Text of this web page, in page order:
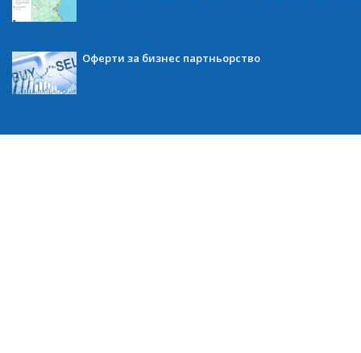
Оферти за бизнес партньорство